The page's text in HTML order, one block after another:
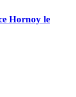
Hornoy le